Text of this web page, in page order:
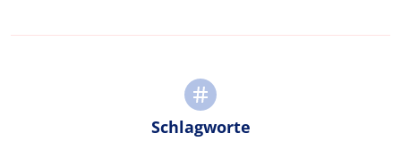
Schlagworte